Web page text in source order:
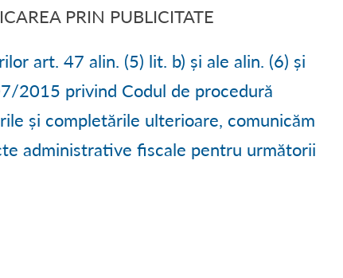
CONSILIU LOCAL
VERBALE C.L.
ȘEDINȚE C.L.
● ISTORIE COMUNĂ
● TURISM LA BREAZA
● HARTA TURISTICĂ
● DECLARAȚII DE AVERE
● DECLARAȚII DE INTERESE
● TRANSPARENȚĂ
PRIN PUBLICITATE
art. 47 alin. (5) lit. b) și ale alin. (6) și
2015 privind Codul de procedură
și completările ulterioare, comunicăm
administrative fiscale pentru următorii